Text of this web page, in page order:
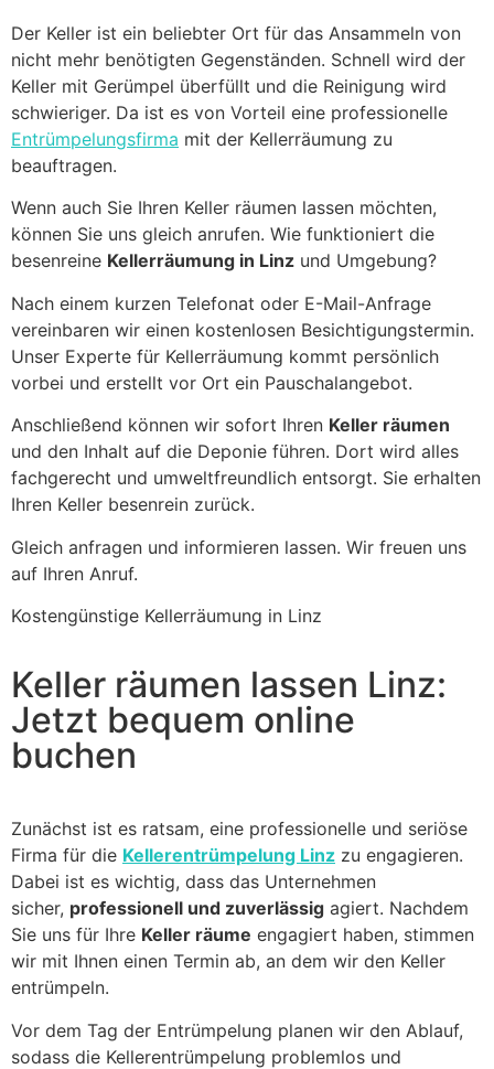
Der Keller ist ein beliebter Ort für das Ansammeln von
nicht mehr benötigten Gegenständen. Schnell wird der
Keller mit Gerümpel überfüllt und die Reinigung wird
schwieriger. Da ist es von Vorteil eine professionelle
Entrümpelungsfirma mit der Kellerräumung zu
beauftragen.
Wenn auch Sie Ihren Keller räumen lassen möchten,
können Sie uns gleich anrufen. Wie funktioniert die
besenreine Kellerräumung in Linz und Umgebung?
Nach einem kurzen Telefonat oder E-Mail-Anfrage
vereinbaren wir einen kostenlosen Besichtigungstermin.
Unser Experte für Kellerräumung kommt persönlich
vorbei und erstellt vor Ort ein Pauschalangebot.
Anschließend können wir sofort Ihren Keller räumen
und den Inhalt auf die Deponie führen. Dort wird alles
fachgerecht und umweltfreundlich entsorgt. Sie erhalten
Ihren Keller besenrein zurück.
Gleich anfragen und informieren lassen. Wir freuen uns
auf Ihren Anruf.
Kostengünstige Kellerräumung in Linz
Keller räumen lassen Linz:
Jetzt bequem online
buchen
Zunächst ist es ratsam, eine professionelle und seriöse
Firma für die Kellerentrümpelung Linz zu engagieren.
Dabei ist es wichtig, dass das Unternehmen
sicher, professionell und zuverlässig agiert. Nachdem
Sie uns für Ihre Keller räume engagiert haben, stimmen
wir mit Ihnen einen Termin ab, an dem wir den Keller
entrümpeln.
Vor dem Tag der Entrümpelung planen wir den Ablauf,
sodass die Kellerentrümpelung problemlos und